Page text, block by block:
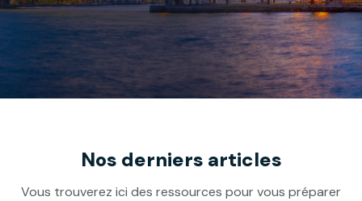
Nos derniers articles
Vous trouverez ici des ressources pour vous préparer